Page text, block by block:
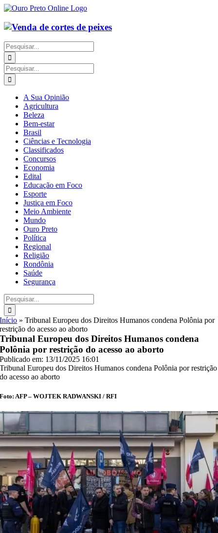
Ir
o
conteúdo
Buscar
resultados
para:
Buscar
resultados
para:
A Sua Opinião
Agricultura
Beleza
Bem-estar
Brasil
Ciências e Tecnologia
Classificados
Concursos
Economia
Edital
Educação em Foco
Esporte
Justiça em Foco
Meio Ambiente
Mundo
Ouro Preto
Política
Regional
Religião
Rondônia
Saúde
Segurança
Buscar
resultados
para:
Início »Tribunal Europeu dos Direitos Humanos condena Polônia por
restrição do acesso ao aborto
Tribunal Europeu dos Direitos Humanos condena
Polônia por restrição do acesso ao aborto
Publicado em: 13/11/2025 16:01
Tribunal Europeu dos Direitos Humanos condena Polônia por restrição
do acesso ao aborto
Foto: AFP – WOJTEK RADWANSKI / RFI